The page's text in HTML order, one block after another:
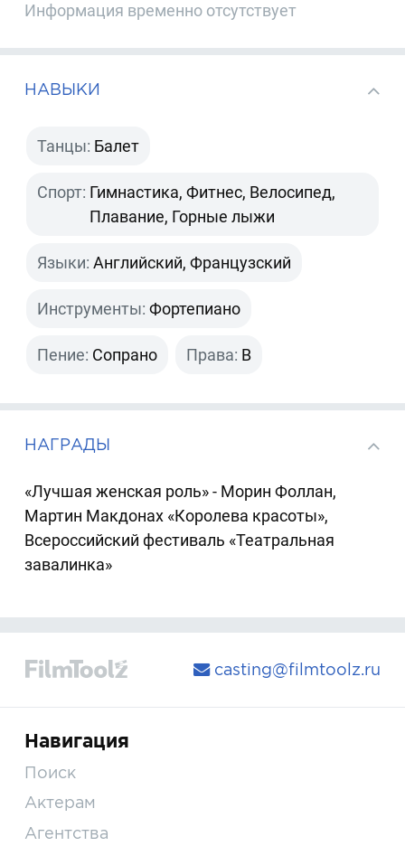
Информация временно отсутствует
НАВЫКИ
Танцы: Балет
Спорт: Гимнастика, Фитнес, Велосипед,
Плавание, Горные лыжи
Языки: Английский, Французский
Инструменты: Фортепиано
Пение: Сопрано Права: B
НАГРАДЫ
«Лучшая женская роль» - Морин Фоллан,
Мартин Макдонах «Королева красоты»,
Всероссийский фестиваль «Театральная
завалинка»
casting@filmtoolz.ru
Навигация
Поиск
Актерам
Агентства